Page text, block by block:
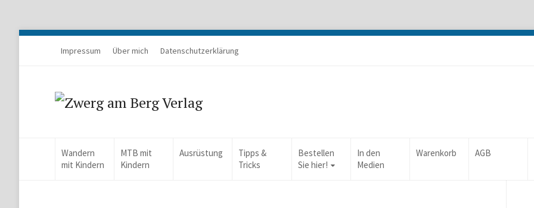
Impressum Über mich Datenschutzerklärung
Wandern
mit Kindern
MTB mit
Kindern
Ausrüstung
Tipps &
Tricks
Bestellen
Sie hier!
In den
Medien
Warenkorb AGB